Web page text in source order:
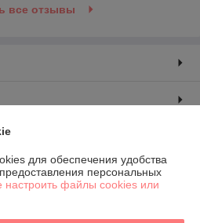
все отзывы
для обеспечения удобства
персональных
настроить файлы cookies или